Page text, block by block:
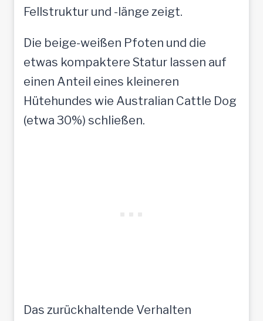
Fellstruktur und -länge zeigt.
Die beige-weißen Pfoten und die
etwas kompaktere Statur lassen auf
einen Anteil eines kleineren
Hütehundes wie Australian Cattle Dog
(etwa 30%) schließen.
Das zurückhaltende Verhalten